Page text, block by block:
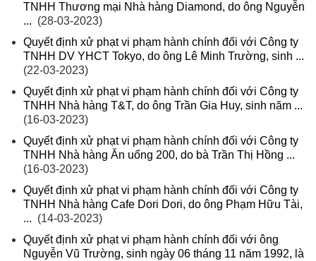
TNHH Thương mại Nhà hàng Diamond, do ông Nguyễn
... (28-03-2023)
Quyết định xử phạt vi phạm hành chính đối với Công ty
TNHH DV YHCT Tokyo, do ông Lê Minh Trường, sinh ...
(22-03-2023)
Quyết định xử phạt vi phạm hành chính đối với Công ty
TNHH Nhà hàng T&T, do ông Trần Gia Huy, sinh năm ...
(16-03-2023)
Quyết định xử phạt vi phạm hành chính đối với Công ty
TNHH Nhà hàng Ăn uống 200, do bà Trần Thị Hồng ...
(16-03-2023)
Quyết định xử phạt vi phạm hành chính đối với Công ty
TNHH Nhà hàng Cafe Dori Dori, do ông Phạm Hữu Tài,
... (14-03-2023)
Quyết định xử phạt vi phạm hành chính đối với ông
Nguyễn Vũ Trường, sinh ngày 06 tháng 11 năm 1992, là